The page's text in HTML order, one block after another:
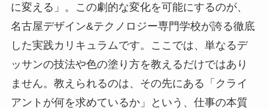
に変える」。この劇的な変化を可能にするのが、
名古屋デザイン&テクノロジー専門学校が誇る徹底
した実践カリキュラムです。ここでは、単なるデ
ッサンの技法や色の塗り方を教えるだけではあり
ません。教えられるのは、その先にある「クライ
アントが何を求めているか」という、仕事の本質